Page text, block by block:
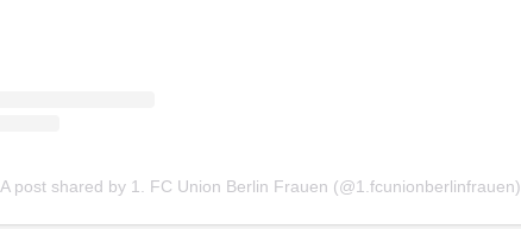
A post shared by 1. FC Union Berlin Frauen (@1.fcunionberlinfrauen)